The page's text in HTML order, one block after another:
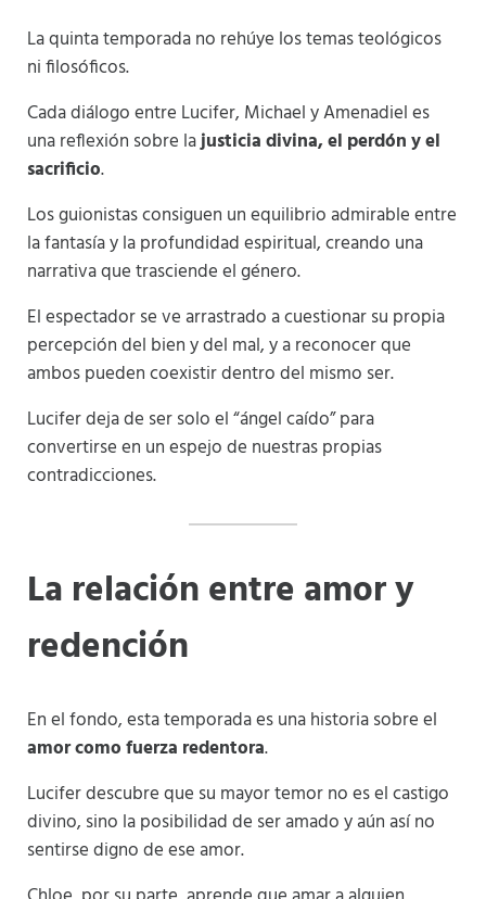
La quinta temporada no rehúye los temas teológicos
ni filosóficos.
Cada diálogo entre Lucifer, Michael y Amenadiel es
una reflexión sobre lajusticia divina, el perdón y el
sacrificio.
Los guionistas consiguen un equilibrio admirable entre
la fantasía y la profundidad espiritual, creando una
narrativa que trasciende el género.
El espectador se ve arrastrado a cuestionar su propia
percepción del bien y del mal, y a reconocer que
ambos pueden coexistir dentro del mismo ser.
Lucifer deja de ser solo el “ángel caído” para
convertirse en un espejo de nuestras propias
contradicciones.
La relación entre amor y
redención
En el fondo, esta temporada es una historia sobre el
amor como fuerza redentora.
Lucifer descubre que su mayor temor no es el castigo
divino, sino la posibilidad de ser amado y aún así no
sentirse digno de ese amor.